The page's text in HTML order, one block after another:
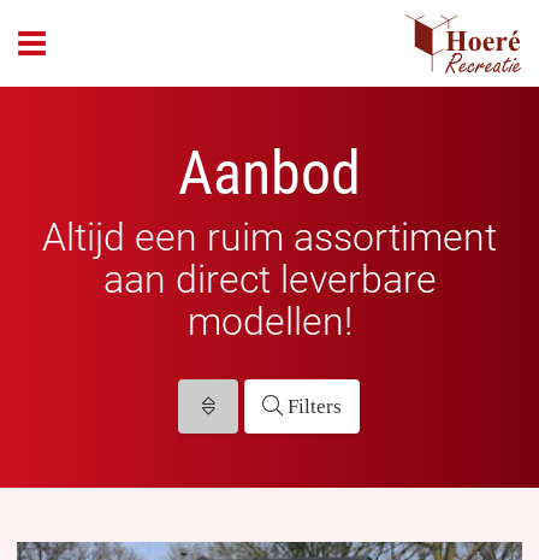
Aanbod
Altijd een ruim assortiment
aan direct leverbare
modellen!
Filters
header_open_menu